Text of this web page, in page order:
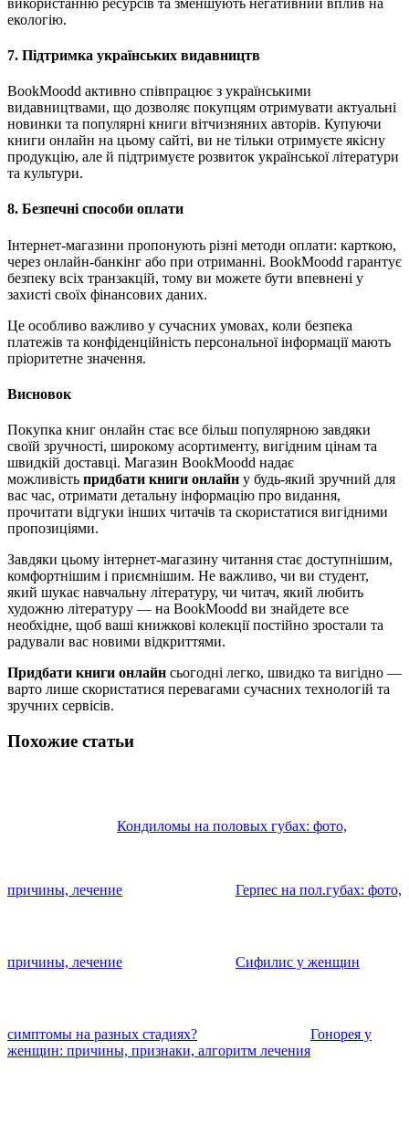
екологію.
7. Підтримка українських видавництв
BookMoodd активно співпрацює з українськими
видавництвами, що дозволяє покупцям отримувати актуальні
новинки та популярні книги вітчизняних авторів. Купуючи
книги онлайн на цьому сайті, ви не тільки отримуєте якісну
продукцію, але й підтримуєте розвиток української літератури
та культури.
8. Безпечні способи оплати
Інтернет-магазини пропонують різні методи оплати: карткою,
через онлайн-банкінг або при отриманні. BookMoodd гарантує
безпеку всіх транзакцій, тому ви можете бути впевнені у
захисті своїх фінансових даних.
Це особливо важливо у сучасних умовах, коли безпека
платежів та конфіденційність персональної інформації мають
пріоритетне значення.
Висновок
Покупка книг онлайн стає все більш популярною завдяки
своїй зручності, широкому асортименту, вигідним цінам та
швидкій доставці. Магазин BookMoodd надає
можливість придбати книги онлайн у будь-який зручний для
вас час, отримати детальну інформацію про видання,
прочитати відгуки інших читачів та скористатися вигідними
пропозиціями.
Завдяки цьому інтернет-магазину читання стає доступнішим,
комфортнішим і приємнішим. Не важливо, чи ви студент,
який шукає навчальну літературу, чи читач, який любить
художню літературу — на BookMoodd ви знайдете все
необхідне, щоб ваші книжкові колекції постійно зростали та
радували вас новими відкриттями.
Придбати книги онлайн сьогодні легко, швидко та вигідно —
варто лише скористатися перевагами сучасних технологій та
зручних сервісів.
Похожие статьи
Кондиломы на половых губах: фото,
причины, лечение Герпес на пол.губах: фото,
причины, лечение Cифилис у женщин
cимптомы на разных стадиях?
Гонорея у
женщин: причины, признаки, алгоритм лечения